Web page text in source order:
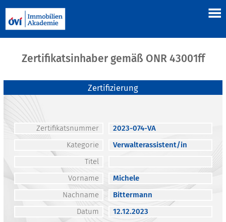
Zertifikatsinhaber gemäß ONR 43001ff
Zertifizierung
Zertifikatsnummer
2023-074-VA
Kategorie
Verwalterassistent/in
Titel
Vorname
Michele
Nachname
Bittermann
Datum
12.12.2023